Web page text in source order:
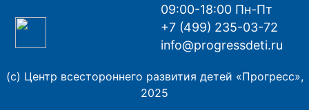
09:00-18:00 Пн-Пт
+7 (499) 235-03-72
info@progressdeti.ru
(с) Центр всестороннего развития детей «Прогресс»,
2025